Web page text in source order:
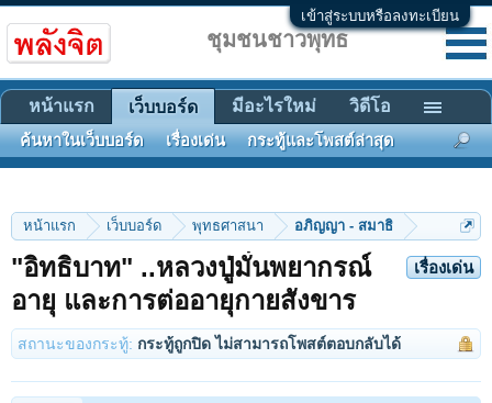
เข้าสู่ระบบหรือลงทะเบียน
หน้าแรก เว็บบอร์ด พุทธศาสนา อภิญญา - สมาธิ
เรื่องเด่น
"อิทธิบาท" ..หลวงปู่มั่นพยากรณ์
อายุ และการต่ออายุกายสังขาร
สถานะของกระทู้: กระทู้ถูกปิด ไม่สามารถโพสต์ตอบกลับได้
ชุมชนชาวพุทธ
หน้าแรก เว็บบอร์ด
ค้นหาในเว็บบอร์ด เรื่องเด่น กระทู้และโพสต์ล่าสุด
มีอะไรใหม่ วิดีโอ